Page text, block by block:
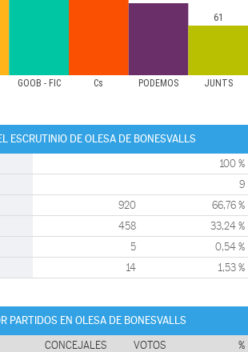
GOOB - FIC Cs PODEMOS JUNTS
61
ESCRUTINIO DE OLESA DE BONESVALLS
100 %
9
920 66,76 %
458 33,24 %
5 0,54 %
14 1,53 %
PARTIDOS EN OLESA DE BONESVALLS
CONCEJALES VOTOS %